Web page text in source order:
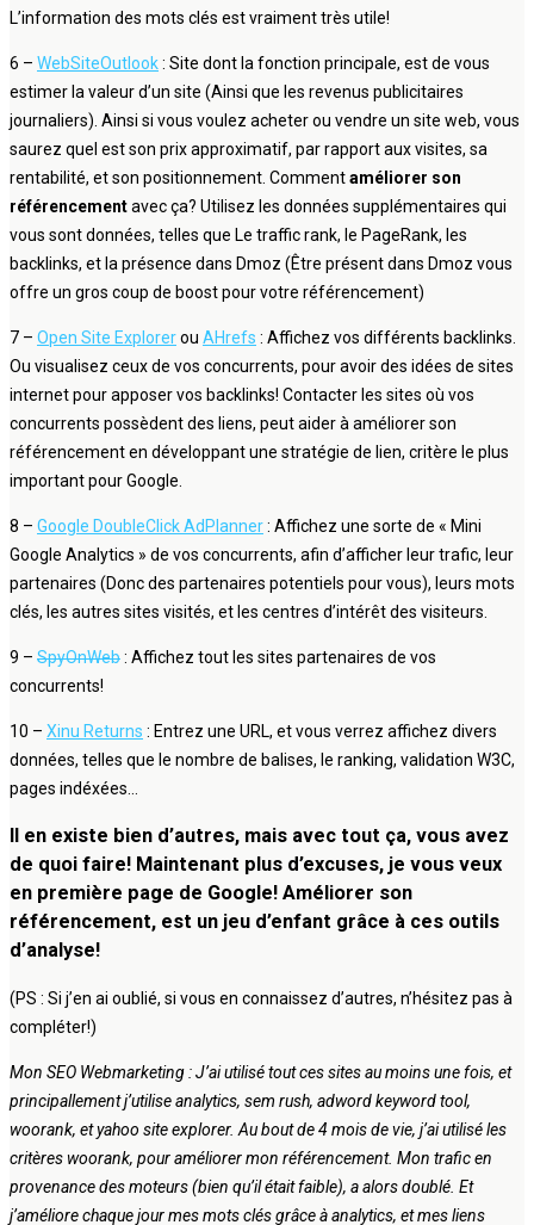
L’information des mots clés est vraiment très utile!
6 – WebSiteOutlook: Site dont la fonction principale, est de vous
estimer la valeur d’un site (Ainsi que les revenus publicitaires
journaliers). Ainsi si vous voulez acheter ou vendre un site web, vous
saurez quel est son prix approximatif, par rapport aux visites, sa
rentabilité, et son positionnement. Commentaméliorer son
référencementavec ça? Utilisez les données supplémentaires qui
vous sont données, telles que Le traffic rank, le PageRank, les
backlinks, et la présence dans Dmoz (Être présent dans Dmoz vous
offre un gros coup de boost pour votre référencement)
7 – Open Site Explorerou AHrefs : Affichez vos différents backlinks.
Ou visualisez ceux de vos concurrents, pour avoir des idées de sites
internet pour apposer vos backlinks! Contacter les sites où vos
concurrents possèdent des liens, peut aider à améliorer son
référencement en développant une stratégie de lien, critère le plus
important pour Google.
8 – Google DoubleClick AdPlanner: Affichez une sorte de « Mini
Google Analytics » de vos concurrents, afin d’afficher leur trafic, leur
partenaires (Donc des partenaires potentiels pour vous), leurs mots
clés, les autres sites visités, et les centres d’intérêt des visiteurs.
9 – SpyOnWeb: Affichez tout les sites partenaires de vos
concurrents!
10 – Xinu Returns : Entrez une URL, et vous verrez affichez divers
données, telles que le nombre de balises, le ranking, validation W3C,
pages indéxées…
Il en existe bien d’autres, mais avec tout ça, vous avez
de quoi faire! Maintenant plus d’excuses, je vous veux
en première page de Google! Améliorer son
référencement, est un jeu d’enfant grâce à ces outils
d’analyse!
(PS : Si j’en ai oublié, si vous en connaissez d’autres, n’hésitez pas à
compléter!)
Mon SEO Webmarketing : J’ai utilisé tout ces sites au moins une fois, et
principallement j’utilise analytics, sem rush, adword keyword tool,
woorank, et yahoo site explorer. Au bout de 4 mois de vie, j’ai utilisé les
critères woorank, pour améliorer mon référencement. Mon trafic en
provenance des moteurs (bien qu’il était faible), a alors doublé. Et
j’améliore chaque jour mes mots clés grâce à analytics, et mes liens